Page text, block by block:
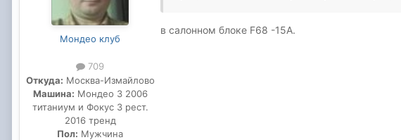
Мондео клуб
709
Откуда: Москва-Измайлово
Машина: Мондео 3 2006
титаниум и Фокус 3 рест.
2016 тренд
Пол: Мужчина
в салонном блоке F68 -15А.